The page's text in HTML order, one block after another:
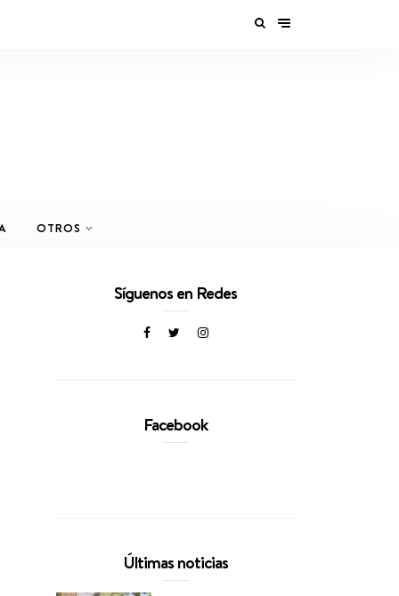
OTROS
Síguenos en Redes
Facebook
Últimas noticias